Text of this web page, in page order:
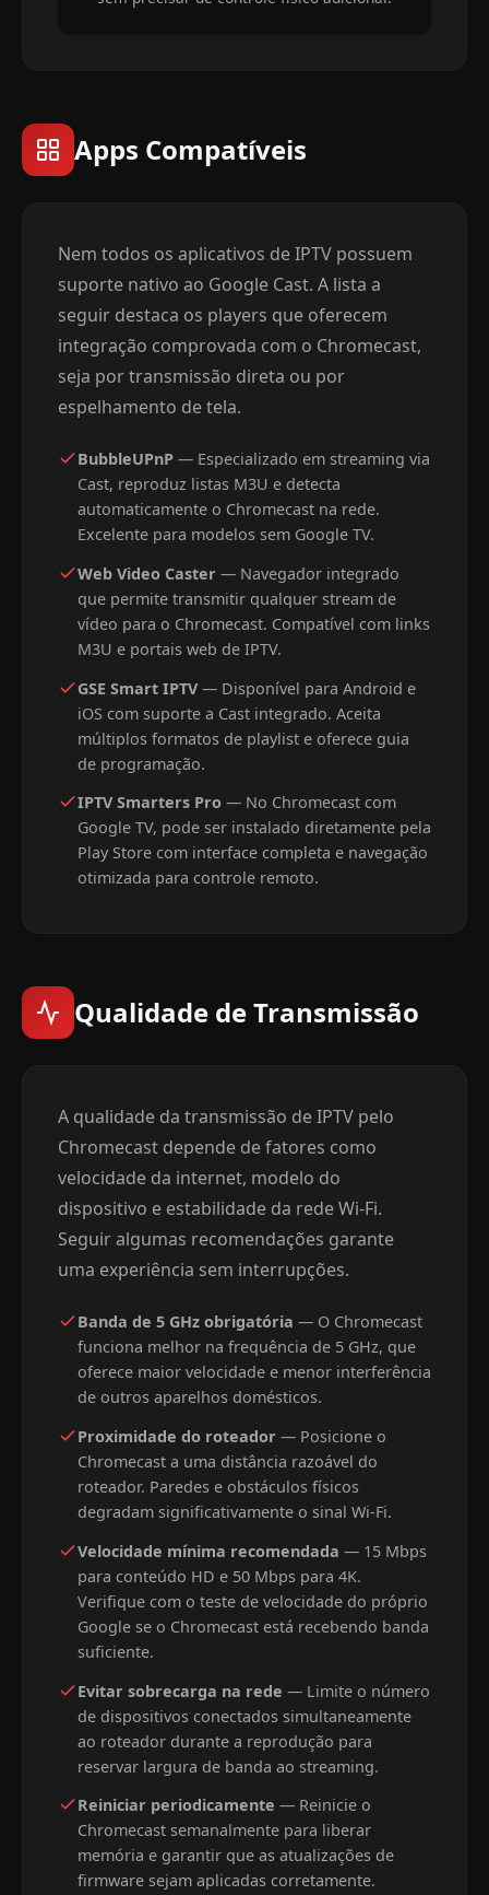
Apps Compatíveis
Nem todos os aplicativos de IPTV possuem
suporte nativo ao Google Cast. A lista a
seguir destaca os players que oferecem
integração comprovada com o Chromecast,
seja por transmissão direta ou por
espelhamento de tela.
BubbleUPnP — Especializado em streaming via
Cast, reproduz listas M3U e detecta
automaticamente o Chromecast na rede.
Excelente para modelos sem Google TV.
Web Video Caster — Navegador integrado
que permite transmitir qualquer stream de
vídeo para o Chromecast. Compatível com links
M3U e portais web de IPTV.
GSE Smart IPTV— Disponível para Android e
iOS com suporte a Cast integrado. Aceita
múltiplos formatos de playlist e oferece guia
de programação.
IPTV Smarters Pro — No Chromecast com
Google TV, pode ser instalado diretamente pela
Play Store com interface completa e navegação
otimizada para controle remoto.
Qualidade de Transmissão
A qualidade da transmissão de IPTV pelo
Chromecast depende de fatores como
velocidade da internet, modelo do
dispositivo e estabilidade da rede Wi-Fi.
Seguir algumas recomendações garante
uma experiência sem interrupções.
Banda de 5 GHz obrigatória — O Chromecast
funciona melhor na frequência de 5 GHz, que
oferece maior velocidade e menor interferência
de outros aparelhos domésticos.
Proximidade do roteador — Posicione o
Chromecast a uma distância razoável do
roteador. Paredes e obstáculos físicos
degradam significativamente o sinal Wi-Fi.
Velocidade mínima recomendada — 15 Mbps
para conteúdo HD e 50 Mbps para 4K.
Verifique com o teste de velocidade do próprio
Google se o Chromecast está recebendo banda
suficiente.
Evitar sobrecarga na rede — Limite o número
de dispositivos conectados simultaneamente
ao roteador durante a reprodução para
reservar largura de banda ao streaming.
Reiniciar periodicamente — Reinicie o
Chromecast semanalmente para liberar
memória e garantir que as atualizações de
firmware sejam aplicadas corretamente.